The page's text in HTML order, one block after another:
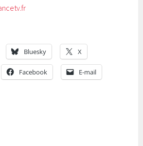
Bluesky X
Facebook E-mail